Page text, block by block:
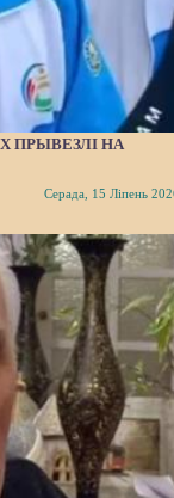
ПРЫВЕЗЛІ НА
Серада, 15 Ліпень